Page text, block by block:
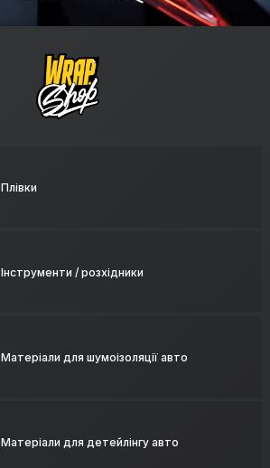
Плівки
Інструменти / розхідники
Матеріали для шумоізоляції авто
Матеріали для детейлінгу авто